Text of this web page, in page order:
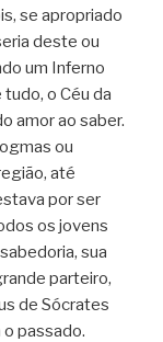
se apropriado
deste ou
um Inferno
o Céu da
amor ao saber.
ou
até
por ser
os jovens
sua
parteiro,
de Sócrates
passado.